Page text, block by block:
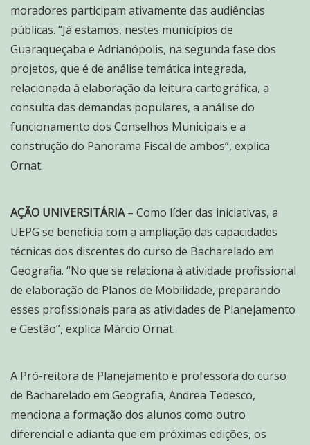
moradores participam ativamente das audiências
públicas. “Já estamos, nestes municípios de
Guaraqueçaba e Adrianópolis, na segunda fase dos
projetos, que é de análise temática integrada,
relacionada à elaboração da leitura cartográfica, a
consulta das demandas populares, a análise do
funcionamento dos Conselhos Municipais e a
construção do Panorama Fiscal de ambos”, explica
Ornat.
AÇÃO UNIVERSITÁRIA– Como líder das iniciativas, a
UEPG se beneficia com a ampliação das capacidades
técnicas dos discentes do curso de Bacharelado em
Geografia. “No que se relaciona à atividade profissional
de elaboração de Planos de Mobilidade, preparando
esses profissionais para as atividades de Planejamento
e Gestão”, explica Márcio Ornat.
A Pró-reitora de Planejamento e professora do curso
de Bacharelado em Geografia, Andrea Tedesco,
menciona a formação dos alunos como outro
diferencial e adianta que em próximas edições, os